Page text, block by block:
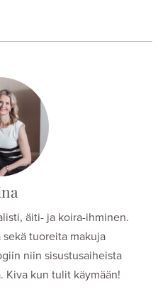
äiti- ja koira-ihminen.
tuoreita makuja
niin sisustusaiheista
Kiva kun tulit käymään!